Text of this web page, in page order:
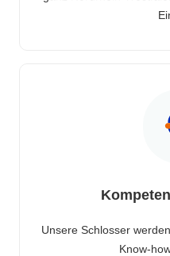
Unsere Schlosser
Know-